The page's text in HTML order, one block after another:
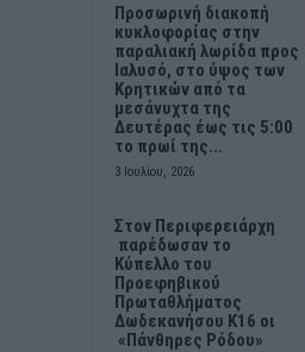
Προσωρινή διακοπή
κυκλοφορίας στην
παραλιακή λωρίδα προς
Ιαλυσό, στο ύψος των
Κρητικών από τα
μεσάνυχτα της
Δευτέρας έως τις 5:00
το πρωί της...
3 Ιουλίου, 2026
Στον Περιφερειάρχη
παρέδωσαν το
Κύπελλο του
Προεφηβικού
Πρωταθλήματος
Δωδεκανήσου Κ16 οι
«Πάνθηρες Ρόδου»